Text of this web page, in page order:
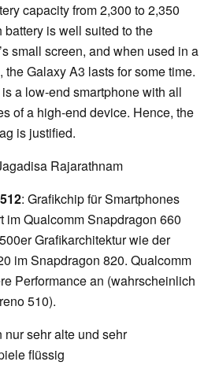
capacity from 2,300 to 2,350
battery is well suited to the
small screen, and when used in a
Galaxy A3 lasts for some time.
a low-end smartphone with all
of a high-end device. Hence, the
is justified.
Rajarathnam
: Grafikchip für Smartphones
im Qualcomm Snapdragon 660
Grafikarchitektur wie der
im Snapdragon 820. Qualcomm
Performance an (wahrscheinlich
510).
sehr alte und sehr
flüssig